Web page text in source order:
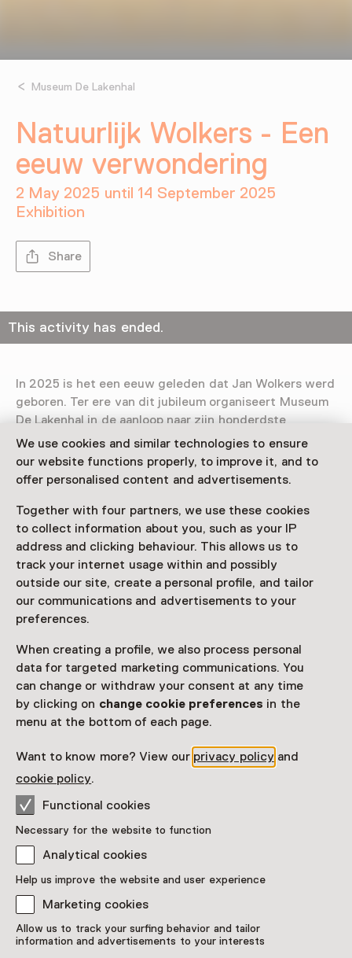
We use cookies and similar technologies to ensure
our website functions properly, to improve it, and to
offer personalised content and advertisements.
Together with four partners, we use these cookies
to collect information about you, such as your IP
address and clicking behaviour. This allows us to
track your internet usage within and possibly
outside our site, create a personal profile, and tailor
our communications and advertisements to your
preferences.
When creating a profile, we also process personal
data for targeted marketing communications. You
can change or withdraw your consent at any time
by clicking on change cookie preferences in the
menu at the bottom of each page.
Want to know more? View our privacy policy and
cookie policy.
Functional cookies
Necessary for the website to function
Analytical cookies
Help us improve the website and user experience
Marketing cookies
Allow us to track your surfing behavior and tailor
information and advertisements to your interests
Museum De Lakenhal
Natuurlijk Wolkers - Een
eeuw verwondering
2 May 2025 until 14 September 2025
Exhibition
Share
This activity has ended.
In 2025 is het een eeuw geleden dat Jan Wolkers werd
geboren. Ter ere van dit jubileum organiseert Museum
De Lakenhal in de aanloop naar zijn honderdste
geboortedag de tentoonstellingNatuurlijk Wolkers –
Een eeuw verwondering.
Bijzondere inkijk
Deze presentatie toont een selectie van zijn door de
natuur geïnspireerde werken uit de eigen collectie van
het museum. Zo krijg je een bijzondere inkijk in hoe de
natuur een blijvende invloed had op de schrijver en
kunstenaar. De tentoonstelling is te zien van 2 mei
2025 t/m 14 september 2025 in de Papegang van
Museum De Lakenhal.
This activity has ended. You can no longer
See and Do
Date
2 May 2025 until 14 September 2025
Show availability
Location
Museum De Lakenhal
Oude Singel 32